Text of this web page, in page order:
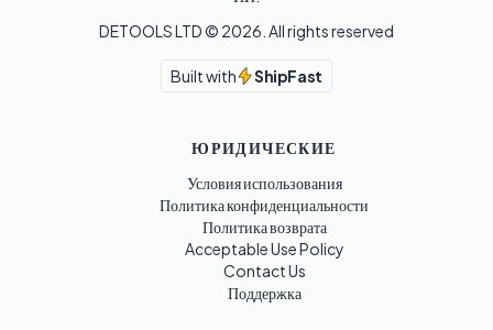
DETOOLS LTD © 2026 . All rights reserved
Built with ShipFast
ЮРИДИЧЕСКИЕ
Условия использования
Политика конфиденциальности
Политика возврата
Acceptable Use Policy
Contact Us
Поддержка